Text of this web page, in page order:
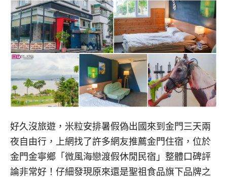
好久沒旅遊，米粒安排暑假偽出國來到金門三天兩
夜自由行，上網找了許多網友推薦金門住宿，位於
金門金寧鄉「微風海戀渡假休閒民宿」整體口碑評
論非常好！仔細發現原來還是聖祖食品旗下品牌之